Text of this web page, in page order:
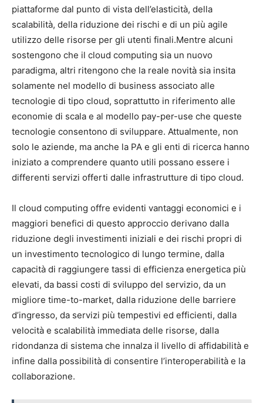
piattaforme dal punto di vista dell’elasticità, della
scalabilità, della riduzione dei rischi e di un più agile
utilizzo delle risorse per gli utenti finali.Mentre alcuni
sostengono che il cloud computing sia un nuovo
paradigma, altri ritengono che la reale novità sia insita
solamente nel modello di business associato alle
tecnologie di tipo cloud, soprattutto in riferimento alle
economie di scala e al modello pay-per-use che queste
tecnologie consentono di sviluppare. Attualmente, non
solo le aziende, ma anche la PA e gli enti di ricerca hanno
iniziato a comprendere quanto utili possano essere i
differenti servizi offerti dalle infrastrutture di tipo cloud.
Il cloud computing offre evidenti vantaggi economici e i
maggiori benefici di questo approccio derivano dalla
riduzione degli investimenti iniziali e dei rischi propri di
un investimento tecnologico di lungo termine, dalla
capacità di raggiungere tassi di efficienza energetica più
elevati, da bassi costi di sviluppo del servizio, da un
migliore time-to-market, dalla riduzione delle barriere
d’ingresso, da servizi più tempestivi ed efficienti, dalla
velocità e scalabilità immediata delle risorse, dalla
ridondanza di sistema che innalza il livello di affidabilità e
infine dalla possibilità di consentire l’interoperabilità e la
collaborazione.